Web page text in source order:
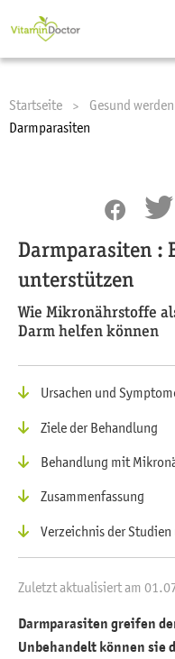
Startseite Gesund werden
Current:
Darmparasiten
Darmparasiten :
unterstützen
Wie Mikronährstoffe
Darm helfen können
Ursachen und
Ziele der Behandlung
Behandlung mit
Zusammenfassung
Verzeichnis der Studien
Zuletzt aktualisiert am
Darmparasiten greifen
Unbehandelt können sie